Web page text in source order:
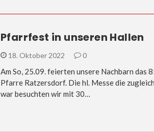
Pfarrfest in unseren Hallen
18. Oktober 2022 0
Am So, 25.09. feierten unsere Nachbarn das
Pfarre Ratzersdorf. Die hl. Messe die
war besuchten wir mit 30…